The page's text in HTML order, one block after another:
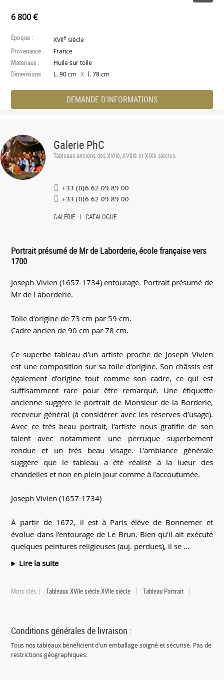
6 800 €
Époque : XVIIe siècle
Provenance : France
Materiaux : Huile sur toile
Dimensions : L. 90 cm X l. 78 cm
DEMANDE D'INFORMATIONS
Galerie PhC
Tableaux anciens des XVIIè, XVIIIè et XIXè siècles.
+33 (0)6 62 09 89 00
+33 (0)6 62 09 89 00
GALERIE CATALOGUE
Portrait présumé de Mr de Laborderie, école française vers
1700
Joseph Vivien (1657-1734) entourage. Portrait présumé de
Mr de Laborderie.
Toile d’origine de 73 cm par 59 cm.
Cadre ancien de 90 cm par 78 cm.
Ce superbe tableau d'un artiste proche de Joseph Vivien
est une composition sur sa toile d’origine. Son châssis est
également d’origine tout comme son cadre, ce qui est
suffisamment rare pour être remarqué. Une étiquette
ancienne suggère le portrait de Monsieur de la Borderie,
receveur général (à considérer avec les réserves d’usage).
Avec ce très beau portrait, l’artiste nous gratifie de son
talent avec notamment une perruque superbement
rendue et un très beau visage. L’ambiance générale
suggère que le tableau a été réalisé à la lueur des
chandelles et non en plein jour comme à l’accoutumée.
Joseph Vivien (1657-1734)
À partir de 1672, il est à Paris élève de Bonnemer et
évolue dans l'entourage de Le Brun. Bien qu'il ait exécuté
quelques peintures religieuses (auj. perdues), il se ...
Lire la suite
Mots clés Tableaux XVIIe siècle XVIIe siècle Tableau Portrait
Conditions générales de livraison :
Tous nos tableaux bénéficient d'un emballage soigné et sécurisé. Pas de
restrictions géographiques.